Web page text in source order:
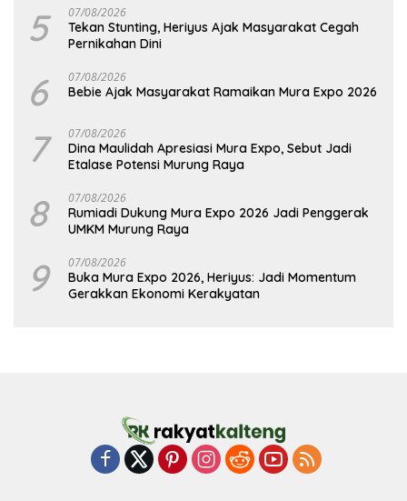
5 07/08/2026
Tekan Stunting, Heriyus Ajak Masyarakat Cegah
Pernikahan Dini
6 07/08/2026
Bebie Ajak Masyarakat Ramaikan Mura Expo 2026
7 07/08/2026
Dina Maulidah Apresiasi Mura Expo, Sebut Jadi
Etalase Potensi Murung Raya
8 07/08/2026
Rumiadi Dukung Mura Expo 2026 Jadi Penggerak
UMKM Murung Raya
9 07/08/2026
Buka Mura Expo 2026, Heriyus: Jadi Momentum
Gerakkan Ekonomi Kerakyatan